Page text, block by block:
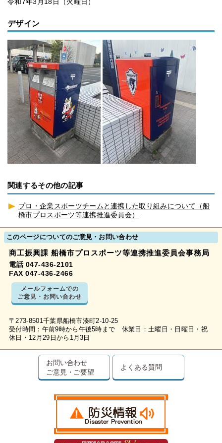
デザイン
関連するその他の記事
プロ・企業スポーツチームと連携した取り組みについて（船
橋市プロスポーツ等連携推進委員会）
このページについてのご意見・お問い合わせ
商工振興課 船橋市プロスポーツ等連携推進委員会事務局
電話 047-436-2101
FAX 047-436-2466
メールフォームでの
ご意見・お問い合わせ
〒273-8501千葉県船橋市湊町2-10-25
受付時間：午前9時から午後5時まで 休業日：土曜日・日曜日・祝
休日・12月29日から1月3日
お問い合わせ
ご意見・ご要望
よくある質問